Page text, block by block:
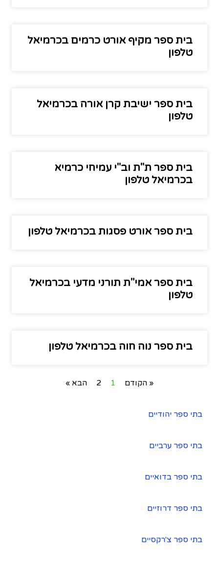
בית ספר מקיף אורט כרמים בכרמיאל
טלפון
בית ספר ישיבת קרן אורה בכרמיאל
טלפון
בית ספר ת"ת וב"י עמיחי כרמיא
בכרמיאל טלפון
בית ספר אורט פסגות בכרמיאל טלפון
בית ספר אמי"ת תורני מדעי בכרמיאל
טלפון
בית ספר נוה חוה בכרמיאל טלפון
« הקודם 1
2 הבא »
בתי ספר יהודיים
בתי ספר ערביים
בתי ספר בדואיים
בתי ספר דרוזיים
בתי ספר צ'רקסיים